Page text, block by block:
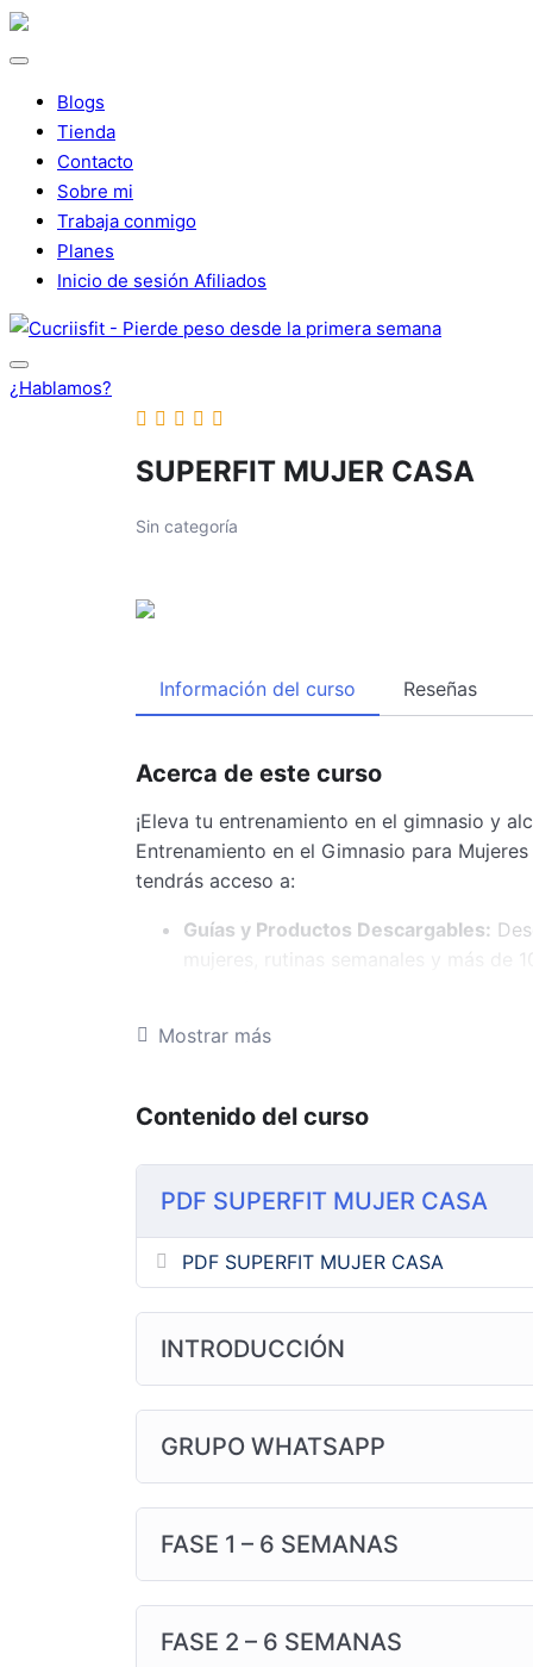
Saltar
al
Blogs
Tienda
Contacto
Sobre mi
Trabaja conmigo
Planes
Inicio de sesión Afiliados
¿Hablamos?
SUPERFIT MUJER CASA
Sin categoría
Información del curso Reseñas
Acerca de este curso
¡Eleva tu entrenamiento en el gimnasio y
Entrenamiento en el Gimnasio para
tendrás acceso a:
Guías y Productos Descargables:
mujeres, rutinas semanales y más de
que te mostrarán cómo realizar cada
Desbloqueo Mensual de Contenido:
Sorpresas y Regalitos:Disfruta de
premium, descuentos en
Con nuestro enfoque integral que
¡Inscríbete ahora y comienza tu viaje
Metodoenformacucriisfit.
Mostrar más
Contenido del curso
PDF SUPERFIT MUJER CASA
PDF SUPERFIT MUJER CASA
INTRODUCCIÓN
GRUPO WHATSAPP
FASE 1 – 6 SEMANAS
FASE 2 – 6 SEMANAS